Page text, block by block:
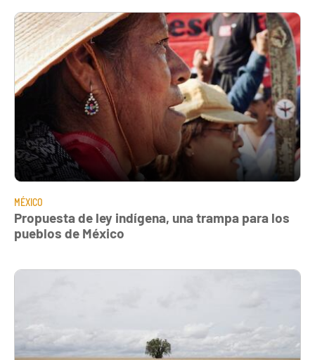
MÉXICO
Propuesta de ley indígena, una trampa para los
pueblos de México